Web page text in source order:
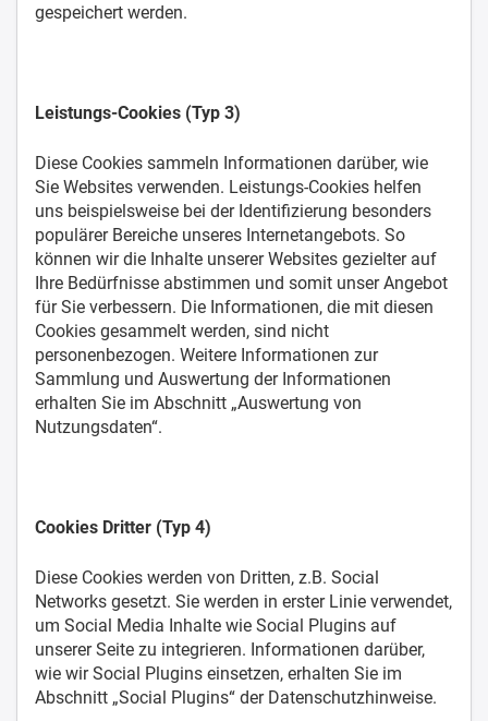
gespeichert werden.
Leistungs-Cookies (Typ 3)
Diese Cookies sammeln Informationen darüber, wie
Sie Websites verwenden. Leistungs-Cookies helfen
uns beispielsweise bei der Identifizierung besonders
populärer Bereiche unseres Internetangebots. So
können wir die Inhalte unserer Websites gezielter auf
Ihre Bedürfnisse abstimmen und somit unser Angebot
für Sie verbessern. Die Informationen, die mit diesen
Cookies gesammelt werden, sind nicht
personenbezogen. Weitere Informationen zur
Sammlung und Auswertung der Informationen
erhalten Sie im Abschnitt „Auswertung von
Nutzungsdaten“.
Cookies Dritter (Typ 4)
Diese Cookies werden von Dritten, z.B. Social
Networks gesetzt. Sie werden in erster Linie verwendet,
um Social Media Inhalte wie Social Plugins auf
unserer Seite zu integrieren. Informationen darüber,
wie wir Social Plugins einsetzen, erhalten Sie im
Abschnitt „Social Plugins“ der Datenschutzhinweise.